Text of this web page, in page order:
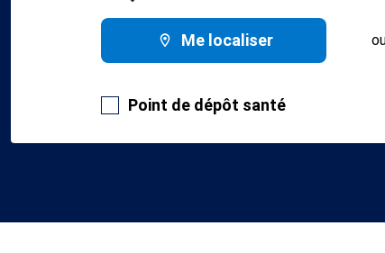
Me localiser
Point de dépôt santé